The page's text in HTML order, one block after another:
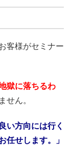
客様がセミナー
獄に落ちるわ
せん。
い方向には行く
任せします。」